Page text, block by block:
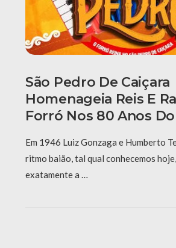
São Pedro De Caiçara
Homenageia Reis E
Forró Nos 80 Anos
Em 1946 Luiz Gonzaga e Humberto
ritmo baião, tal qual conhecemos
exatamente a …